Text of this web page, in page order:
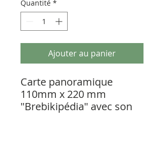
Quantité *
Ajouter au panier
Carte panoramique
110mm x 220 mm
"Brebikipédia" avec son